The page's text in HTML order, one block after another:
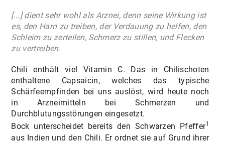
[...] dient sehr wohl als Arznei, denn seine Wirkung ist
es, den Harn zu treiben, der Verdauung zu helfen, den
Schleim zu zerteilen, Schmerz zu stillen, und Flecken
zu vertreiben.
Chili enthält viel Vitamin C. Das in Chilischoten
enthaltene Capsaicin, welches das typische
Schärfeempfinden bei uns auslöst, wird heute noch
in Arzneimitteln bei Schmerzen und
Durchblutungsstörungen eingesetzt.
Bock unterscheidet bereits den Schwarzen Pfeffer1
aus Indien und den Chili. Er ordnet sie auf Grund ihrer